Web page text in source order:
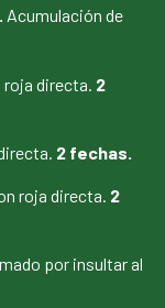
Acumulación de
directa. 2
2 fechas.
roja directa. 2
por insultar al